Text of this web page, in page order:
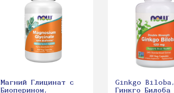
Магний Глицинат с
Биоперином,
Ginkgo Biloba,
Гинкго Билоба